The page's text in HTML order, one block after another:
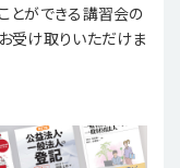
とができる講習会の
受け取りいただけま